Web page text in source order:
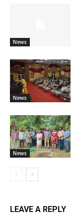
News
News
News
LEAVE A REPLY